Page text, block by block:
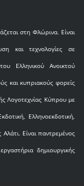
στη Φλώρινα. Είναι
και τεχνολογίες σε
Ελληνικού Ανοικτού
και κυπριακούς φορείς
Λογοτεχνίας Κύπρου με
Ελληνοεκδοτική,
Είναι παντρεμένος
δημιουργικής